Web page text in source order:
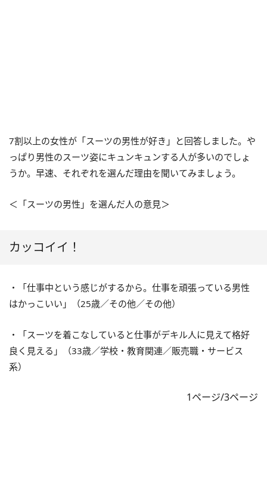
7割以上の女性が「スーツの男性が好き」と回答しました。や
っぱり男性のスーツ姿にキュンキュンする人が多いのでしょ
うか。早速、それぞれを選んだ理由を聞いてみましょう。
＜「スーツの男性」を選んだ人の意見＞
カッコイイ！
・「仕事中という感じがするから。仕事を頑張っている男性
はかっこいい」（25歳／その他／その他）
・「スーツを着こなしていると仕事がデキル人に見えて格好
良く見える」（33歳／学校・教育関連／販売職・サービス
系）
1ページ/3ページ